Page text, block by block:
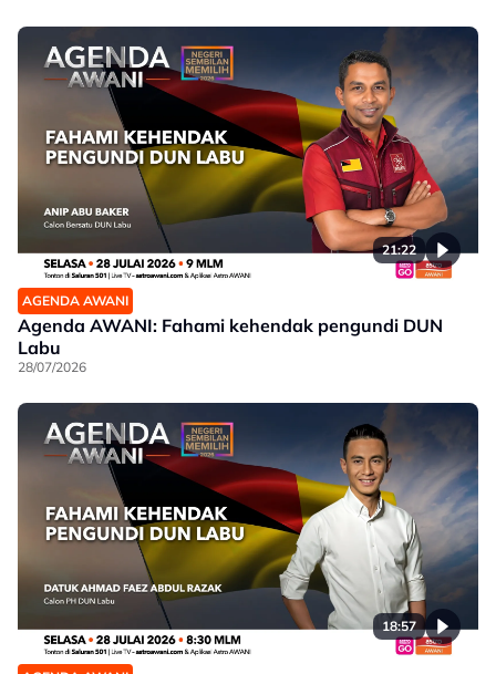
21:22
AGENDA AWANI
Agenda AWANI: Fahami kehendak pengundi DUN
Labu
28/07/2026
18:57